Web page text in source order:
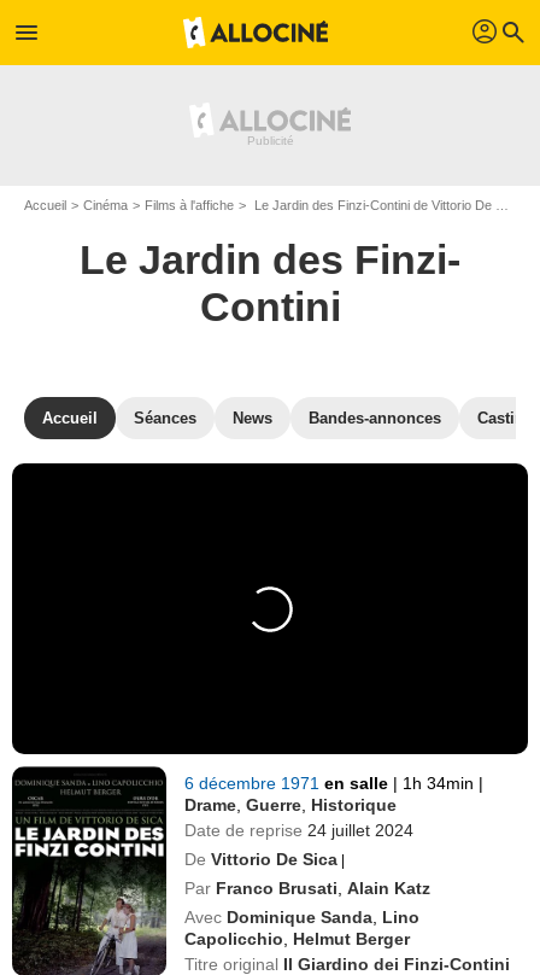
menu profil search
Accueil Cinéma Films à l'affiche Le Jardin des Finzi-Contini de Vittorio De Sica
Le Jardin des Finzi-
Contini
Accueil Séances News Bandes-annonces Casting
6 décembre 1971en salle | 1h 34min |
Drame ,Guerre Historique
Date de reprise 24 juillet 2024
De Vittorio De Sica |
Par Franco Brusati ,Alain Katz
Avec Dominique Sanda Lino
Capolicchio
Helmut Berger
Titre original Il Giardino dei Finzi-Contini